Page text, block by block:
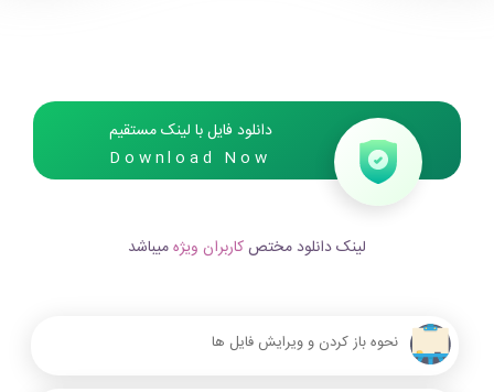
دانلود فایل با لینک مستقیم
Download Now
لینک دانلود مختصکاربران ویژهمیباشد
نحوه باز کردن و ویرایش فایل ها